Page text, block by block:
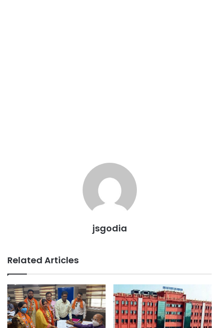
jsgodia
Related Articles